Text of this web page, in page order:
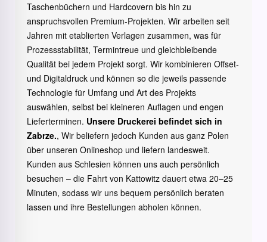
Taschenbüchern und Hardcovern bis hin zu
anspruchsvollen Premium-Projekten. Wir arbeiten seit
Jahren mit etablierten Verlagen zusammen, was für
Prozessstabilität, Termintreue und gleichbleibende
Qualität bei jedem Projekt sorgt. Wir kombinieren Offset-
und Digitaldruck und können so die jeweils passende
Technologie für Umfang und Art des Projekts
auswählen, selbst bei kleineren Auflagen und engen
Lieferterminen. Unsere Druckerei befindet sich in
Zabrze., Wir beliefern jedoch Kunden aus ganz Polen
über unseren Onlineshop und liefern landesweit.
Kunden aus Schlesien können uns auch persönlich
besuchen – die Fahrt von Kattowitz dauert etwa 20–25
Minuten, sodass wir uns bequem persönlich beraten
lassen und ihre Bestellungen abholen können.